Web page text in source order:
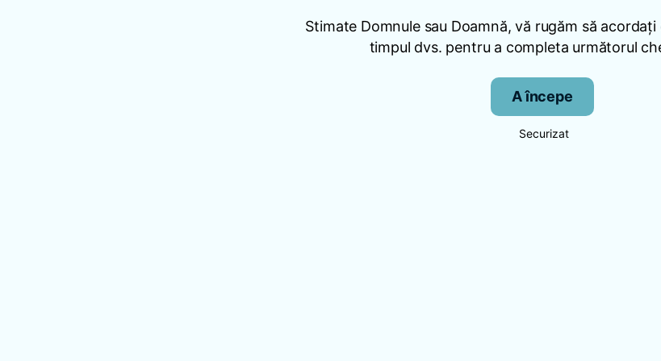
Stimate Domnule sau Doamnă, vă rugăm să
timpul dvs. pentru a completa următorul
A începe
Securizat